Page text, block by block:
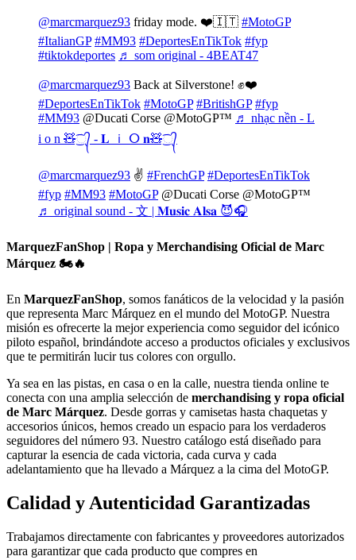
@marcmarquez93 friday mode. ❤️🇮🇹 #MotoGP
#ItalianGP #MM93 #DeportesEnTikTok #fyp
#tiktokdeportes ♬ som original - 4BEAT47
@marcmarquez93 Back at Silverstone! ✊❤️
#DeportesEnTikTok #MotoGP #BritishGP #fyp
#MM93 @Ducati Corse @MotoGP™ ♬ nhạc nền - L
i o n 🧸્᭄͜͡ - 𝐋 ｉ ⵔ 𝐧🧸્᭄͜͡
@marcmarquez93 ✌️ #FrenchGP #DeportesEnTikTok
#fyp #MM93 #MotoGP@Ducati Corse @MotoGP™
♬ original sound - 文 | 𝐌𝐮𝐬𝐢𝐜 𝐀𝐥𝐬𝐚 😈🎧
MarquezFanShop | Ropa y Merchandising Oficial de Marc
Márquez 🏍️🔥
En MarquezFanShop, somos fanáticos de la velocidad y la pasión
que representa Marc Márquez en el mundo del MotoGP. Nuestra
misión es ofrecerte la mejor experiencia como seguidor del icónico
piloto español, brindándote acceso a productos oficiales y exclusivos
que te permitirán lucir tus colores con orgullo.
Ya sea en las pistas, en casa o en la calle, nuestra tienda online te
conecta con una amplia selección de merchandising y ropa oficial
de Marc Márquez. Desde gorras y camisetas hasta chaquetas y
accesorios únicos, hemos creado un espacio para los verdaderos
seguidores del número 93. Nuestro catálogo está diseñado para
capturar la esencia de cada victoria, cada curva y cada
adelantamiento que ha llevado a Márquez a la cima del MotoGP.
Calidad y Autenticidad Garantizadas
Trabajamos directamente con fabricantes y proveedores autorizados
para garantizar que cada producto que compres en